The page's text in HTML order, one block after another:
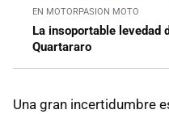
EN MOTORPASION MOTO
La insoportable levedad
Quartararo
Una gran incertidumbre